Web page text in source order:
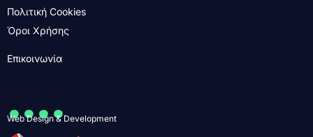
Πολιτική Cookies
Όροι Χρήσης
Επικοινωνία
....
Web Design & Development